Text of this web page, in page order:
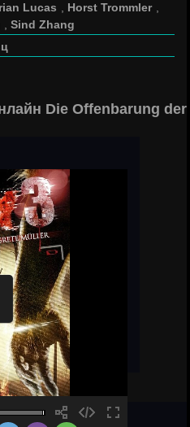
Lucas Horst Trommler
,Sind Zhang
Die Offenbarung